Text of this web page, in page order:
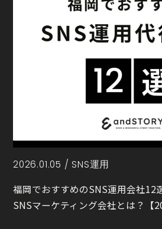
2026.01.05 / SNS運用
福岡でおすすめのSNS運用会社12
SNSマーケティング会社とは？【